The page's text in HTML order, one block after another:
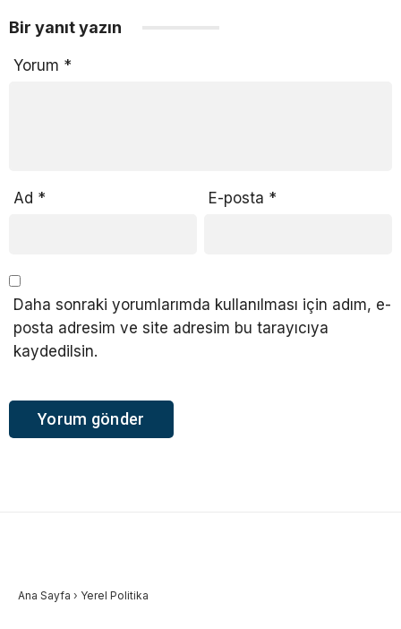
Bir yanıt yazın
Yorum *
Ad * E-posta *
Daha sonraki yorumlarımda kullanılması için adım, e-
posta adresim ve site adresim bu tarayıcıya
kaydedilsin.
Ana Sayfa › Yerel Politika